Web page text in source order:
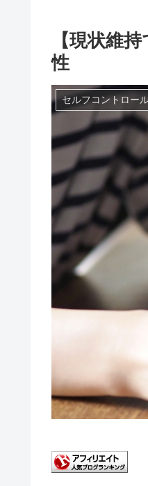
【現状維
性
セルフコントロー